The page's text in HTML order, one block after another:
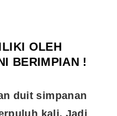
OLEH
BERIMPIAN !
duit simpanan
kali. Jadi